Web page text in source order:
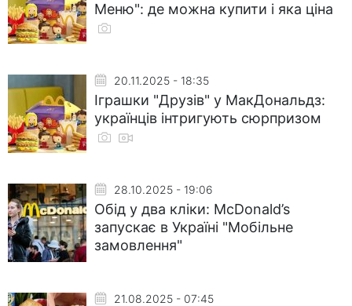
Меню": де можна купити і яка ціна
20.11.2025 - 18:35
Іграшки "Друзів" у МакДональдз:
українців інтригують сюрпризом
28.10.2025 - 19:06
Обід у два кліки: McDonald’s
запускає в Україні "Мобільне
замовлення"
21.08.2025 - 07:45